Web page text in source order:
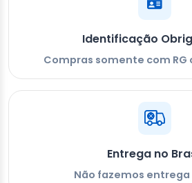
Identificação
Compras somente com RG
Entrega no
Não fazemos entrega